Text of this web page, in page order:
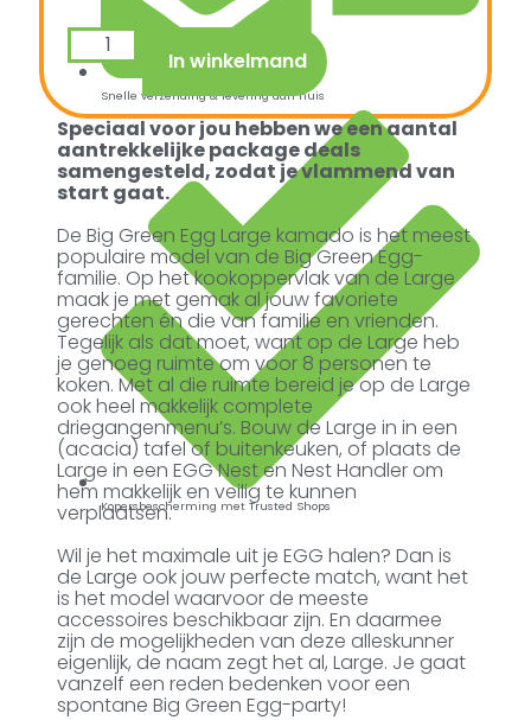
Snelle verzending & levering aan huis
Kopersbescherming met Trusted Shops
In winkelmand
Speciaal voor jou hebben we een aantal
aantrekkelijke package deals
samengesteld, zodat je vlammend van
start gaat.
De Big Green Egg Large kamado is het meest
populaire model van de Big Green Egg-
familie. Op het kookoppervlak van de Large
maak je met gemak al jouw favoriete
gerechten én die van familie en vrienden.
Tegelijk als dat moet, want op de Large heb
je genoeg ruimte om voor 8 personen te
koken. Met al die ruimte bereid je op de Large
ook heel makkelijk complete
driegangenmenu’s. Bouw de Large in in een
(acacia) tafel of buitenkeuken, of plaats de
Large in een EGG Nest en Nest Handler om
hem makkelijk en veilig te kunnen
verplaatsen.
Wil je het maximale uit je EGG halen? Dan is
de Large ook jouw perfecte match, want het
is het model waarvoor de meeste
accessoires beschikbaar zijn. En daarmee
zijn de mogelijkheden van deze alleskunner
eigenlijk, de naam zegt het al, Large. Je gaat
vanzelf een reden bedenken voor een
spontane Big Green Egg-party!